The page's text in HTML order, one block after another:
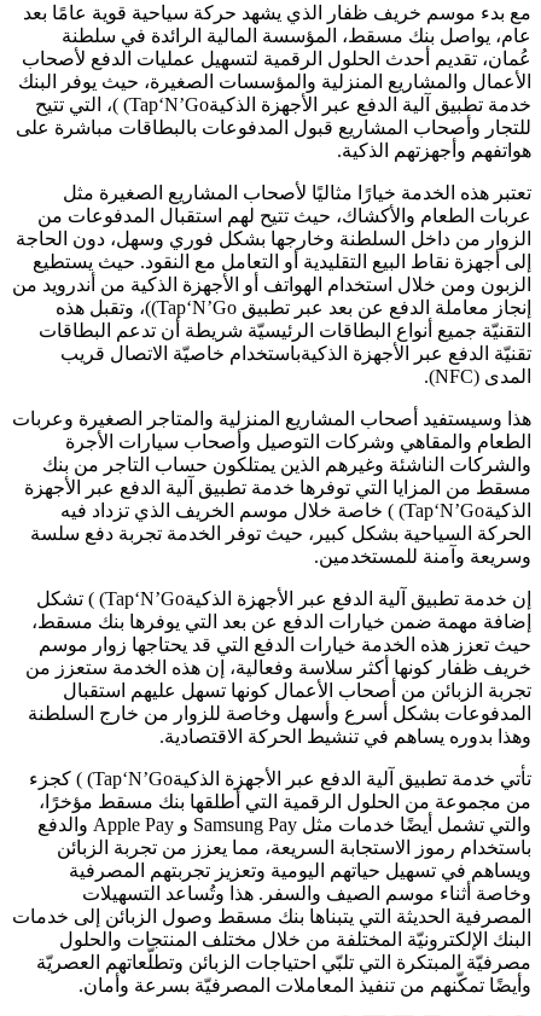
مع بدء موسم خريف ظفار الذي يشهد حركة سياحية قوية عامًا بعد
عام، يواصل بنك مسقط، المؤسسة المالية الرائدة في سلطنة
عُمان، تقديم أحدث الحلول الرقمية لتسهيل عمليات الدفع لأصحاب
الأعمال والمشاريع المنزلية والمؤسسات الصغيرة، حيث يوفر البنك
خدمة تطبيق آلية الدفع عبر الأجهزة الذكيةTap‘N’Go) )، التي تتيح
للتجار وأصحاب المشاريع قبول المدفوعات بالبطاقات مباشرة على
هواتفهم وأجهزتهم الذكية.
تعتبر هذه الخدمة خيارًا مثاليًا لأصحاب المشاريع الصغيرة مثل
عربات الطعام والأكشاك، حيث تتيح لهم استقبال المدفوعات من
الزوار من داخل السلطنة وخارجها بشكل فوري وسهل، دون الحاجة
إلى أجهزة نقاط البيع التقليدية أو التعامل مع النقود. حيث يستطيع
الزبون ومن خلال استخدام الهواتف أو الأجهزة الذكية من أندرويد من
إنجاز معاملة الدفع عن بعد عبر تطبيق Tap‘N’Go))، وتقبل هذه
التقنيّة جميع أنواع البطاقات الرئيسيّة شريطة أن تدعم البطاقات
تقنيّة الدفع عبر الأجهزة الذكيةباستخدام خاصيّة الاتصال قريب
المدى (NFC).
هذا وسيستفيد أصحاب المشاريع المنزلية والمتاجر الصغيرة وعربات
الطعام والمقاهي وشركات التوصيل وأصحاب سيارات الأجرة
والشركات الناشئة وغيرهم الذين يمتلكون حساب التاجر من بنك
مسقط من المزايا التي توفرها خدمة تطبيق آلية الدفع عبر الأجهزة
الذكيةTap‘N’Go) ) خاصة خلال موسم الخريف الذي تزداد فيه
الحركة السياحية بشكل كبير، حيث توفر الخدمة تجربة دفع سلسة
وسريعة وآمنة للمستخدمين.
إن خدمة تطبيق آلية الدفع عبر الأجهزة الذكيةTap‘N’Go) ) تشكل
إضافة مهمة ضمن خيارات الدفع عن بعد التي يوفرها بنك مسقط،
حيث تعزز هذه الخدمة خيارات الدفع التي قد يحتاجها زوار موسم
خريف ظفار كونها أكثر سلاسة وفعالية، إن هذه الخدمة ستعزز من
تجربة الزبائن من أصحاب الأعمال كونها تسهل عليهم استقبال
المدفوعات بشكل أسرع وأسهل وخاصة للزوار من خارج السلطنة
وهذا بدوره يساهم في تنشيط الحركة الاقتصادية.
تأتي خدمة تطبيق آلية الدفع عبر الأجهزة الذكيةTap‘N’Go) ) كجزء
من مجموعة من الحلول الرقمية التي أطلقها بنك مسقط مؤخرًا،
والتي تشمل أيضًا خدمات مثل Samsung Pay و Apple Pay والدفع
باستخدام رموز الاستجابة السريعة، مما يعزز من تجربة الزبائن
ويساهم في تسهيل حياتهم اليومية وتعزيز تجربتهم المصرفية
وخاصة أثناء موسم الصيف والسفر. هذا وتُساعد التسهيلات
المصرفية الحديثة التي يتبناها بنك مسقط وصول الزبائن إلى خدمات
البنك الإلكترونيّة المختلفة من خلال مختلف المنتجات والحلول
مصرفيّة المبتكرة التي تلبّي احتياجات الزبائن وتطلّعاتهم العصريّة
وأيضًا تمكّنهم من تنفيذ المعاملات المصرفيّة بسرعة وأمان.